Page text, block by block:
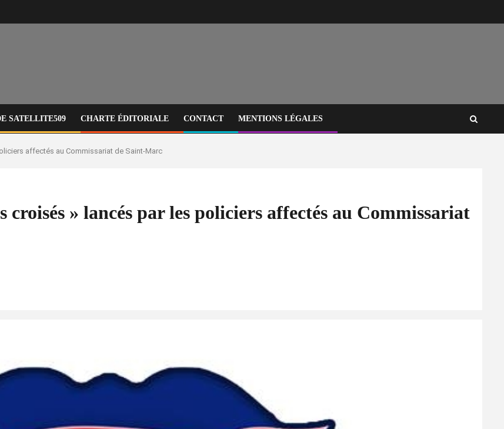
SATELLITE509 CHARTE ÉDITORIALE CONTACT MENTIONS LÉGALES
affectés au Commissariat de Saint-Marc
» lancés par les policiers affectés au Commissariat